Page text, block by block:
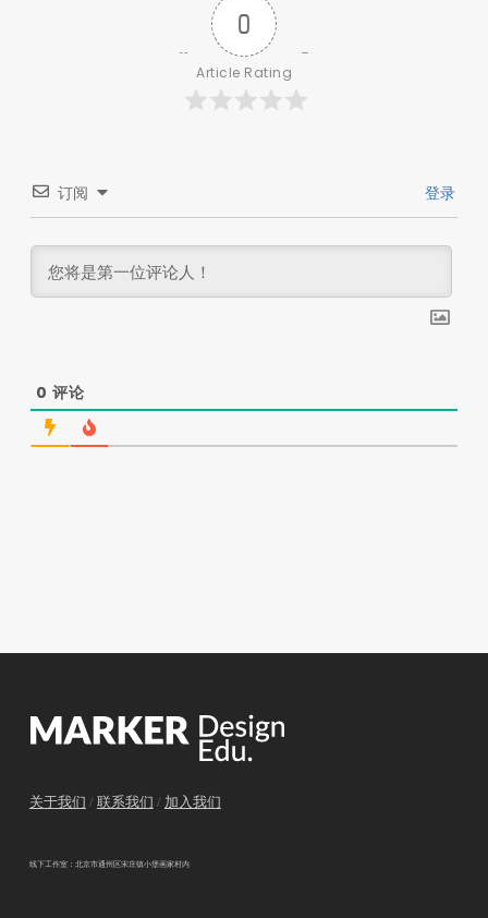
0
Article Rating
订阅 登录
0 评论
关于我们 / 联系我们 / 加入我们
线下工作室：北京市通州区宋庄镇小堡画家村内